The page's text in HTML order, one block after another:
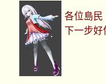
各位島民
下一步好